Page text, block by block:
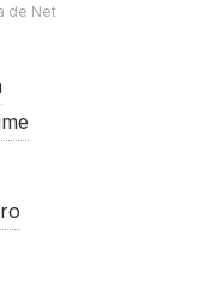
de Net